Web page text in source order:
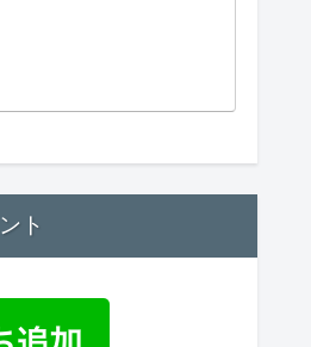
ト